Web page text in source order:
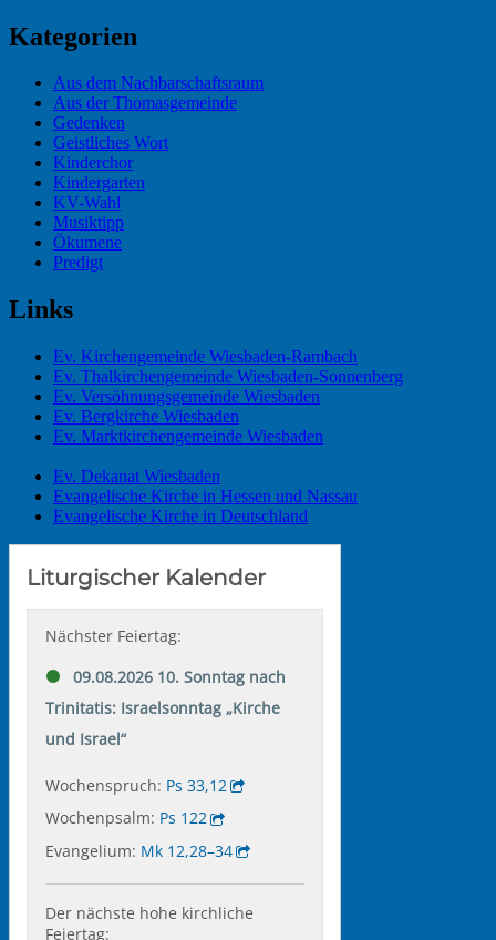
Kategorien
Aus dem Nachbarschaftsraum
Aus der Thomasgemeinde
Gedenken
Geistliches Wort
Kinderchor
Kindergarten
KV-Wahl
Musiktipp
Ökumene
Predigt
Links
Ev. Kirchengemeinde Wiesbaden-Rambach
Ev. Thalkirchengemeinde Wiesbaden-Sonnenberg
Ev. Versöhnungsgemeinde Wiesbaden
Ev. Bergkirche Wiesbaden
Ev. Marktkirchengemeinde Wiesbaden
Ev. Dekanat Wiesbaden
Evangelische Kirche in Hessen und Nassau
Evangelische Kirche in Deutschland